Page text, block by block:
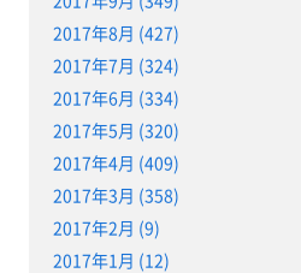
2017年8月 (427)
2017年7月 (324)
2017年6月 (334)
2017年5月 (320)
2017年4月 (409)
2017年3月 (358)
2017年2月 (9)
2017年1月 (12)